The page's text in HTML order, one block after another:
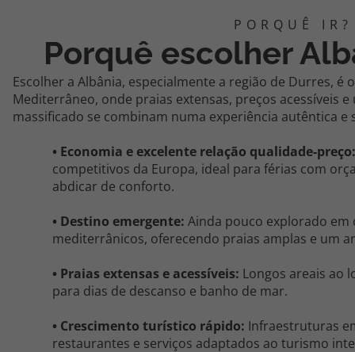
Porquê escolher
Escolher a Albânia, especialmente a região de Durres,
Mediterrâneo, onde praias extensas, preços acessíveis
massificado se combinam numa experiência autêntica e
• Economia e excelente relação qualidade-
competitivos da Europa, ideal para férias com
abdicar de conforto.
• Destino emergente: Ainda pouco explorado
mediterrânicos, oferecendo praias amplas e um
• Praias extensas e acessíveis: Longos areais ao
para dias de descanso e banho de mar.
• Crescimento turístico rápido: Infraestruturas
restaurantes e serviços adaptados ao turismo